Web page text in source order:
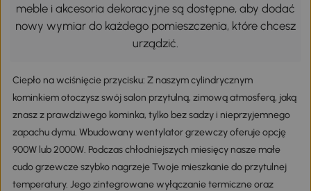
meble i akcesoria dekoracyjne są dostępne, aby dodać
nowy wymiar do każdego pomieszczenia, które chcesz
urządzić.
Ciepło na wciśnięcie przycisku: Z naszym cylindrycznym
kominkiem otoczysz swój salon przytulną, zimową atmosferą, jaką
znasz z prawdziwego kominka, tylko bez sadzy i nieprzyjemnego
zapachu dymu. Wbudowany wentylator grzewczy oferuje opcję
900W lub 2000W. Podczas chłodniejszych miesięcy nasze małe
cudo grzewcze szybko nagrzeje Twoje mieszkanie do przytulnej
temperatury. Jego zintegrowane wyłączanie termiczne oraz